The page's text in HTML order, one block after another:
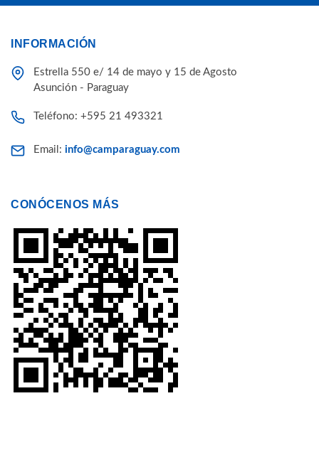
INFORMACIÓN
Estrella 550 e/ 14 de mayo y 15 de Agosto
Asunción - Paraguay
Teléfono: +595 21 493321
Email: info@camparaguay.com
CONÓCENOS MÁS